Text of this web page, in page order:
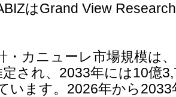
はGrand View
・カニューレ市場規模は
され、2033年には10億
います。2026年から